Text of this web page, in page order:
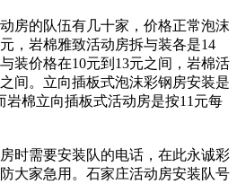
房的队伍有几十家，价格正常泡沫
，岩棉雅致活动房拆与装各是14
装价格在10元到13元之间，岩棉活
间。立向插板式泡沫彩钢房安装是
岩棉立向插板式活动房是按11元每
时需要安装队的电话，在此永诚彩
大家急用。石家庄活动房安装队号